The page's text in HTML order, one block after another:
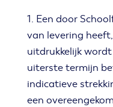
1. Een door
van levering
uitdrukkelijk
uiterste termijn
indicatieve
een